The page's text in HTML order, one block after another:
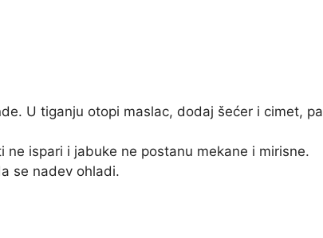
U tiganju otopi maslac, dodaj šećer i cimet, pa
ispari i jabuke ne postanu mekane i mirisne.
se nadev ohladi.